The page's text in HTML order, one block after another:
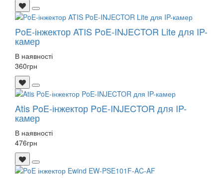
PoE-інжектор ATIS PoE-INJECTOR Lite для IP-
камер
В наявності
360грн
Atis PoE-інжектор PoE-INJECTOR для IP-
камер
В наявності
476грн